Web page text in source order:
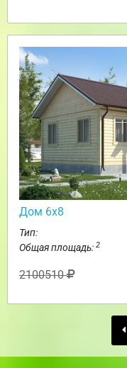
Дом 6х8
Тип:
Общая площадь: 2
2100510